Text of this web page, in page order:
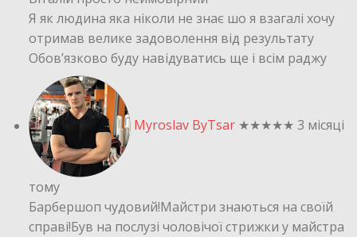
Я як людина яка ніколи не знає шо я взагалі хочу
отримав велике задоволення від результату
Обовʼязково буду навідуватись ще і всім раджу
Myroslav ByTsar ★★★★★ 3 місяці
тому
Барбершоп чудовий!Майстри знаються на своїй
справі!Був на послузі чоловічої стрижки у майстра